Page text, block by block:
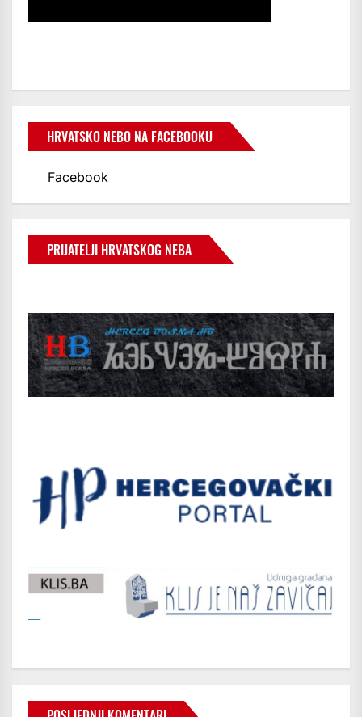
HRVATSKO NEBO NA FACEBOOKU
Facebook
PRIJATELJI HRVATSKOG NEBA